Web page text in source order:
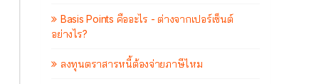
Basis Points คืออะไร - ต่างจากเปอร์เซ็นต์
อย่างไร?
ลงทุนตราสารหนี้ต้องจ่ายภาษีไหม